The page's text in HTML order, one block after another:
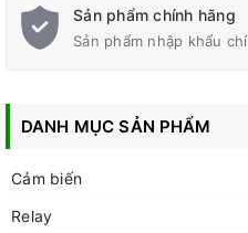
Sản phẩm chính hãng
Sản phẩm nhập khẩu
DANH MỤC SẢN PHẨM
Cảm biến
Relay